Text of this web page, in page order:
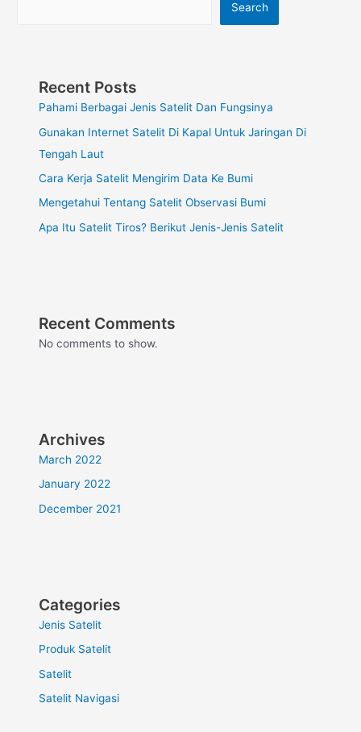
Search
Recent Posts
Pahami Berbagai Jenis Satelit Dan Fungsinya
Gunakan Internet Satelit Di Kapal Untuk Jaringan Di
Tengah Laut
Cara Kerja Satelit Mengirim Data Ke Bumi
Mengetahui Tentang Satelit Observasi Bumi
Apa Itu Satelit Tiros? Berikut Jenis-Jenis Satelit
Recent Comments
No comments to show.
Archives
March 2022
January 2022
December 2021
Categories
Jenis Satelit
Produk Satelit
Satelit
Satelit Navigasi